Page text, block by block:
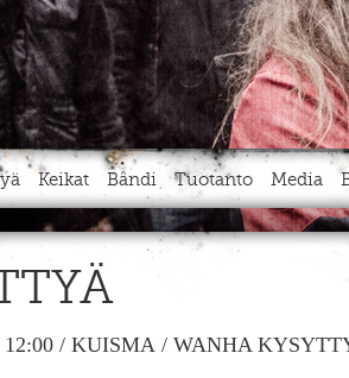
Keikat Bändi Tuotanto Media
/ KUISMA / WANHA